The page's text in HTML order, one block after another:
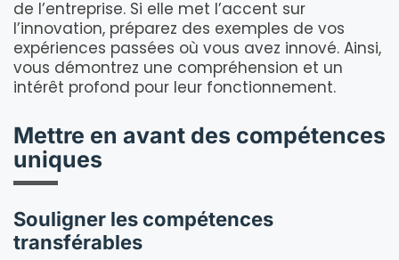
de l’entreprise. Si elle met l’accent sur
l’innovation, préparez des exemples de vos
expériences passées où vous avez innové. Ainsi,
vous démontrez une compréhension et un
intérêt profond pour leur fonctionnement.
Mettre en avant des compétences
uniques
Souligner les compétences
transférables